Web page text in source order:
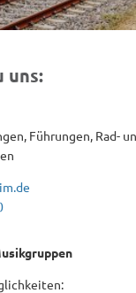
uns:
Führungen, Rad-